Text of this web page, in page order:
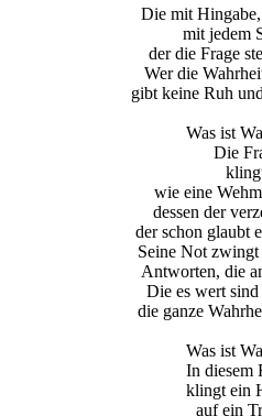
Die mit
mit jedem
der die Frage
Wer die
gibt keine Ruh
Was ist
Die
wie eine
dessen der
der schon glaubt
Seine Not
Antworten, die
Die es wert sind
die ganze
Was ist
In diesem
klingt ein
auf ein